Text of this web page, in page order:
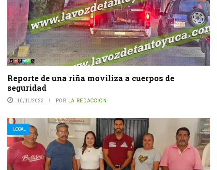
Reporte de una riña moviliza a cuerpos de
seguridad
10/11/2023 POR LA REDACCIÓN
LOCAL